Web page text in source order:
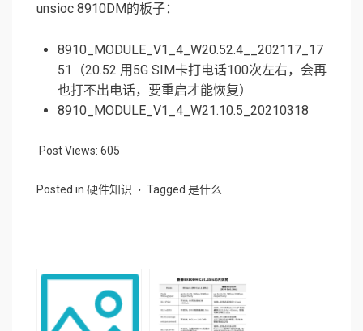
unsioc 8910DM的板子：
8910_MODULE_V1_4_W20.52.4__202117_17
51（20.52 用5G SIM卡打电话100次左右，会再
也打不出电话，要重启才能恢复）
8910_MODULE_V1_4_W21.10.5_20210318
Post Views: 605
Posted in 硬件知识 Tagged 是什么